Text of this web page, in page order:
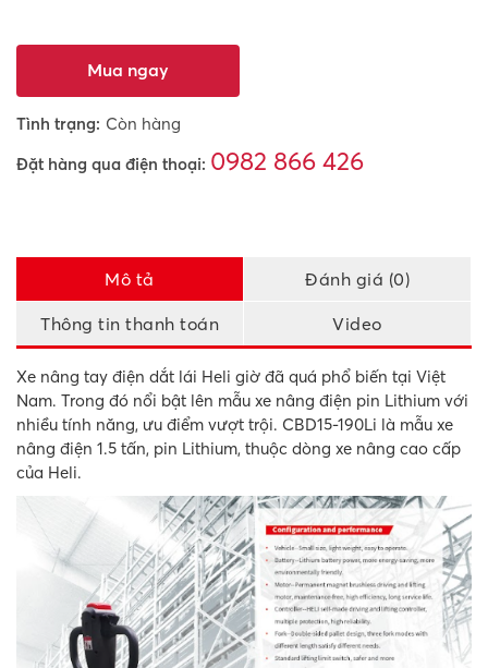
Mua ngay
Tình trạng: Còn hàng
Đặt hàng qua điện thoại: 0982 866 426
Mô tả Đánh giá (0)
Thông tin thanh toán Video
Xe nâng tay điện dắt lái Heli giờ đã quá phổ biến tại Việt
Nam. Trong đó nổi bật lên mẫu xe nâng điện pin Lithium với
nhiều tính năng, ưu điểm vượt trội. CBD15-190Li là mẫu xe
nâng điện 1.5 tấn, pin Lithium, thuộc dòng xe nâng cao cấp
của Heli.